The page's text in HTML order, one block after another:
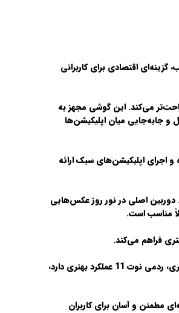
اقتصادی برای کاربرانی
می‌کند. این گوشی مجهز به
نرخ تازه‌سازی 90 هرتز نیز باعث می‌شود اسکرول و جابه‌جایی میان اپلیکیشن‌ها
روزمره و اجرای اپلیکیشن‌های سبک ارائه
و عمق‌سنج) است. دوربین اصلی در نور روز عکس‌هایی
، آنر X8 با طراحی باریک‌تر و وزن سبک‌تر برتری دارد. هرچند در بخش پردازنده و عمر باتری، ردمی نوت 11 عملکرد بهتری دارد،
مطمئن و آسان برای کاربران